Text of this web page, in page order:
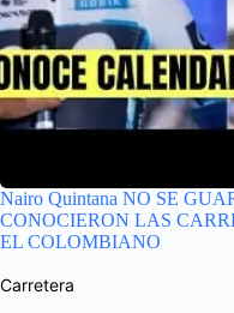
Nairo Quintana NO SE
CONOCIERON LAS
EL COLOMBIANO
Carretera